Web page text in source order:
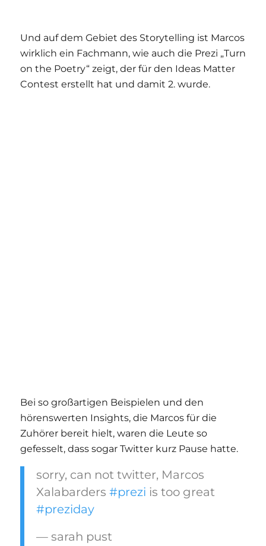
Und auf dem Gebiet des Storytelling ist Marcos
wirklich ein Fachmann, wie auch die Prezi „Turn
on the Poetry“ zeigt, der für den Ideas Matter
Contest erstellt hat und damit 2. wurde.
Bei so großartigen Beispielen und den
hörenswerten Insights, die Marcos für die
Zuhörer bereit hielt, waren die Leute so
gefesselt, dass sogar Twitter kurz Pause hatte.
sorry, can not twitter, Marcos
Xalabarders #prezi is too great
#preziday
— sarah pust